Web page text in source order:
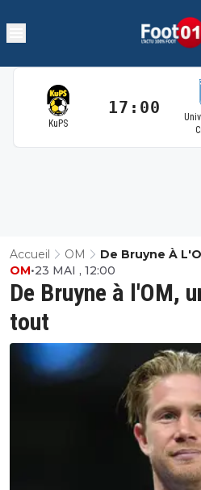
KuPS
17:00
Accueil OM De Bruyne À
De Bruyne à l'OM,
tout
OM•23 MAI , 12:00